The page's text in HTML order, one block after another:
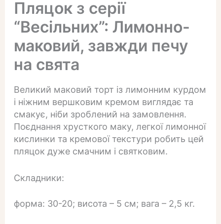
Пляцок з серії
“Весільних”: Лимонно-
маковий, завжди печу
на свята
Великий маковий торт із лимонним курдом
і ніжним вершковим кремом виглядає та
смакує, ніби зроблений на замовлення.
Поєднання хрусткого маку, легкої лимонної
кислинки та кремової текстури робить цей
пляцок дуже смачним і святковим.
Складники:
форма: 30-20; висота – 5 см; вага – 2,5 кг.